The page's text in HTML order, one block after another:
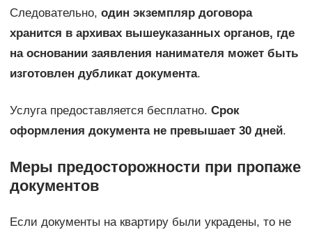
Следовательно, один экземпляр договора
хранится в архивах вышеуказанных органов, где
на основании заявления нанимателя может быть
изготовлен дубликат документа.
Услуга предоставляется бесплатно. Срок
оформления документа не превышает 30 дней.
Меры предосторожности при пропаже
документов
Если документы на квартиру были украдены, то не